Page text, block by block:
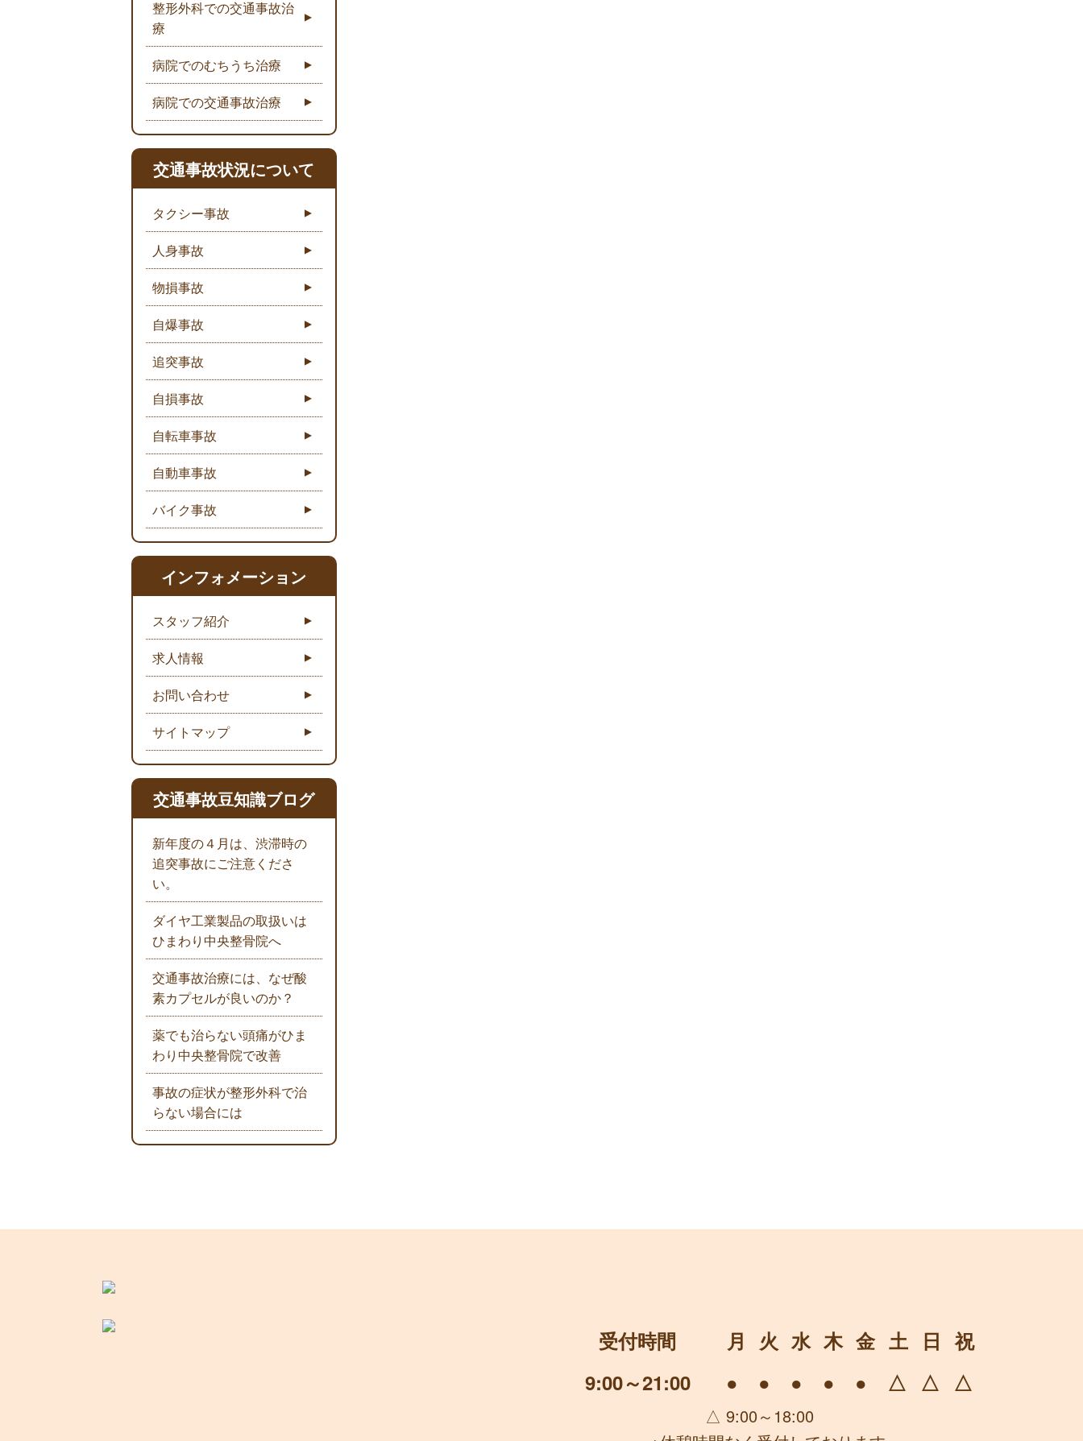
整形外科での交通事故治
療
病院でのむちうち治療
病院での交通事故治療
交通事故状況について
タクシー事故
人身事故
物損事故
自爆事故
追突事故
自損事故
自転車事故
自動車事故
バイク事故
インフォメーション
スタッフ紹介
求人情報
お問い合わせ
サイトマップ
交通事故豆知識ブログ
新年度の４月は、渋滞時の
追突事故にご注意くださ
い。
ダイヤ工業製品の取扱いは
ひまわり中央整骨院へ
交通事故治療には、なぜ酸
素カプセルが良いのか？
薬でも治らない頭痛がひま
わり中央整骨院で改善
事故の症状が整形外科で治
らない場合には
受付時間 月 火 水 木 金 土 日 祝
9:00～21:00
● ● ● ● ● △ △ △
△ 9:00～18:00